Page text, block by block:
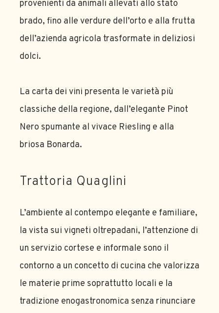
provenienti da animali allevati allo stato
brado, fino alle verdure dell’orto e alla frutta
dell’azienda agricola trasformate in deliziosi
dolci.
La carta dei vini presenta le varietà più
classiche della regione, dall’elegante Pinot
Nero spumante al vivace Riesling e alla
briosa Bonarda.
Trattoria Quaglini
L’ambiente al contempo elegante e familiare,
la vista sui vigneti oltrepadani, l’attenzione di
un servizio cortese e informale sono il
contorno a un concetto di cucina che valorizza
le materie prime soprattutto locali e la
tradizione enogastronomica senza rinunciare